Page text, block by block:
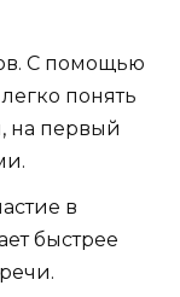
С помощью
понять
на первый
в
быстрее